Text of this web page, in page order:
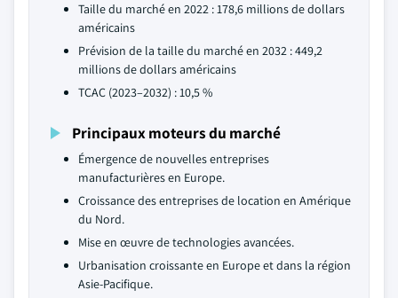
Taille du marché en 2022 : 178,6 millions de dollars
américains
Prévision de la taille du marché en 2032 : 449,2
millions de dollars américains
TCAC (2023–2032) : 10,5 %
Principaux moteurs du marché
Émergence de nouvelles entreprises
manufacturières en Europe.
Croissance des entreprises de location en Amérique
du Nord.
Mise en œuvre de technologies avancées.
Urbanisation croissante en Europe et dans la région
Asie-Pacifique.